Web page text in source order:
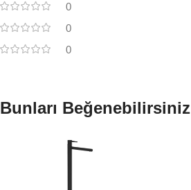
0
0
0
Bunları Beğenebilirsiniz